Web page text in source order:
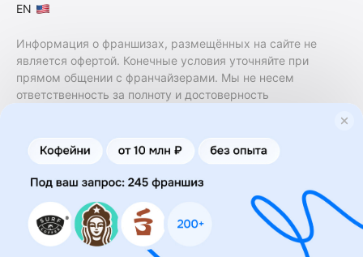
EN
Информация о франшизах, размещённых на сайте не
является офертой. Конечные условия уточняйте при
прямом общении с франчайзерами. Мы не несем
ответственность за полноту и достоверность
финансовые услуги. Заключение договоров
коммерческой концессии (франчайзинга) осуществляется
правообладателями/их представителями. Бизнесменс.ру
не является посредником или представителем
правообладателя и не несет ответственность за условия
предоставления франшизы и действия лиц,
осуществленные на основании информации, имеющейся